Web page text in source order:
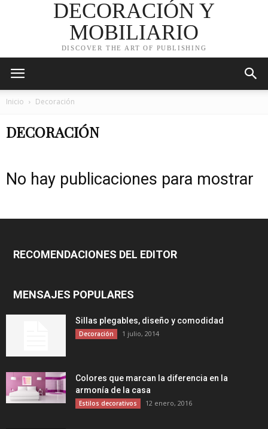
DECORACIÓN Y
MOBILIARIO
DISCOVER THE ART OF PUBLISHING
Inicio Decoración
DECORACIÓN
No hay publicaciones para mostrar
RECOMENDACIONES DEL EDITOR
MENSAJES POPULARES
Sillas plegables, diseño y comodidad
Decoración 1 julio, 2014
Colores que marcan la diferencia en la
armonía de la casa
Estilos decorativos 12 enero, 2016